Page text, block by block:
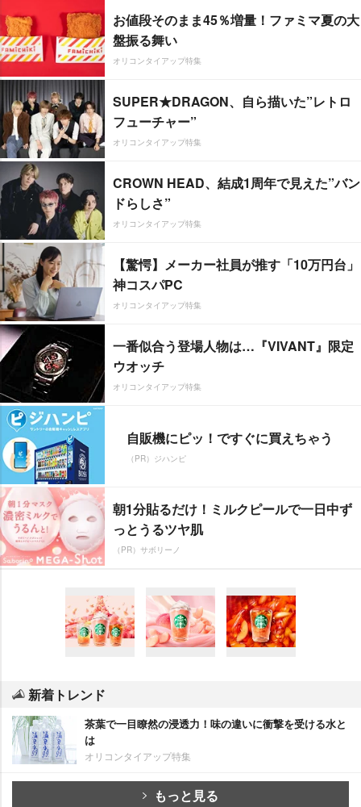
お値段そのまま45％増量！ファミマ夏の大
盤振る舞い
オリコンタイアップ特集
SUPER★DRAGON、自ら描いた”レトロ
フューチャー”
オリコンタイアップ特集
CROWN HEAD、結成1周年で見えた”バン
ドらしさ”
オリコンタイアップ特集
【驚愕】メーカー社員が推す「10万円台」
神コスパPC
オリコンタイアップ特集
一番似合う登場人物は…『VIVANT』限定
ウオッチ
オリコンタイアップ特集
自販機にピッ！ですぐに買えちゃう
（PR）ジハンピ
朝1分貼るだけ！ミルクピールで一日中ず
っとうるツヤ肌
（PR）サボリーノ
新着トレンド
茶葉で一目瞭然の浸透力！味の違いに衝撃を受ける水と
は
オリコンタイアップ特集
もっと見る